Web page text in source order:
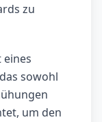
zu
sowohl
um den